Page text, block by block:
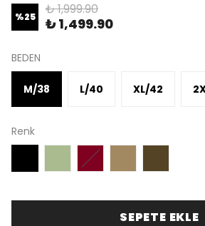
%25 ₺ 1,999.90
₺ 1,499.90
BEDEN
M/38 L/40 XL/42
Renk
SEPETE EKLE